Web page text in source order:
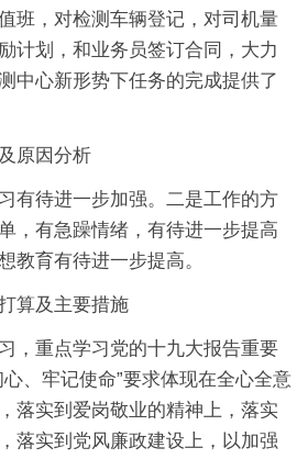
班，对检测车辆登记，对司机量
计划，和业务员签订合同，大力
中心新形势下任务的完成提供了
原因分析
有待进一步加强。二是工作的方
，有急躁情绪，有待进一步提高
想教育有待进一步提高。
算及主要措施
，重点学习党的十九大报告重要
、牢记使命”要求体现在全心全意
落实到爱岗敬业的精神上，落实
落实到党风廉政建设上，以加强